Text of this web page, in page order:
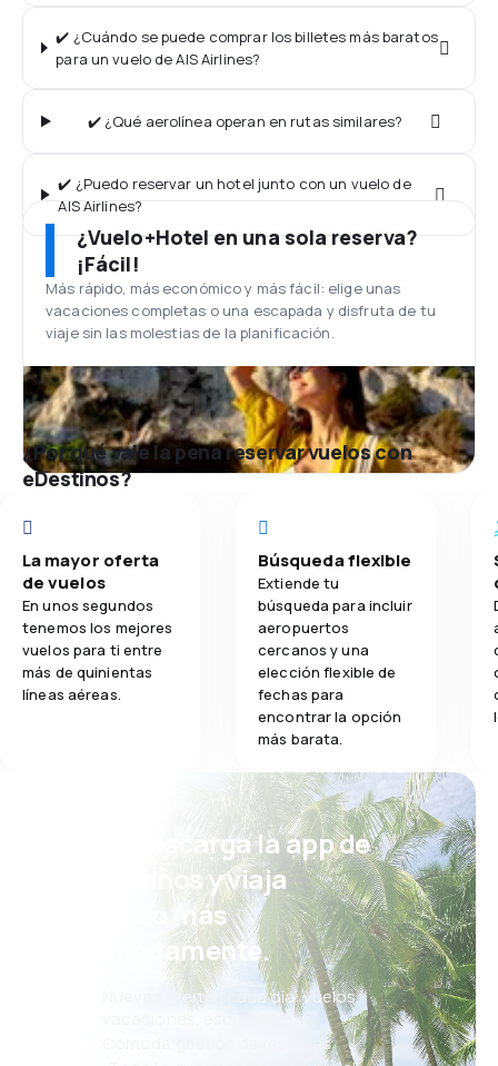
✔️ ¿Cuándo se puede comprar los billetes más baratos
para un vuelo de AIS Airlines?
✔️ ¿Qué aerolínea operan en rutas similares?
✔️ ¿Puedo reservar un hotel junto con un vuelo de
AIS Airlines?
¿Vuelo+Hotel en una sola reserva?
¡Fácil!
Más rápido, más económico y más fácil: elige unas
vacaciones completas o una escapada y disfruta de tu
viaje sin las molestias de la planificación.
¿Por qué vale la pena reservar vuelos con
eDestinos?
La mayor oferta
de vuelos
En unos segundos
tenemos los mejores
vuelos para ti entre
más de quinientas
líneas aéreas.
Búsqueda flexible
Extiende tu
búsqueda para incluir
aeropuertos
cercanos y una
elección flexible de
fechas para
encontrar la opción
más barata.
¡Eh! Descarga la app de
eDestinos y viaja
incluso más
cómodamente.
Nuevas ofertas cada día: vuelos,
vacaciones, escapadas
Cómoda gestión de reservas